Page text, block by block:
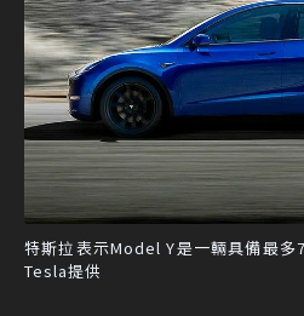
特斯拉表示Model Y是一輛具備最
Tesla提供